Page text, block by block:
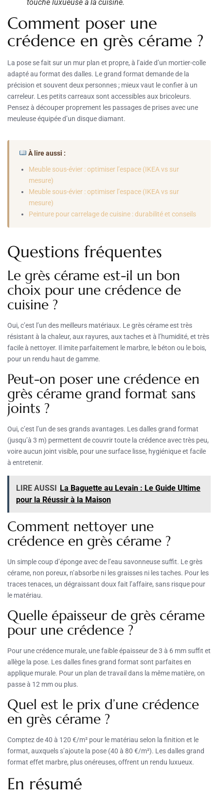
touche luxueuse à la cuisine.
Comment poser une
crédence en grès cérame ?
La pose se fait sur un mur plan et propre, à l’aide d’un mortier-colle
adapté au format des dalles. Le grand format demande de la
précision et souvent deux personnes ; mieux vaut le confier à un
carreleur. Les petits carreaux sont accessibles aux bricoleurs.
Pensez à découper proprement les passages de prises avec une
meuleuse équipée d’un disque diamant.
À lire aussi :
Meuble sous-évier : optimiser l’espace (IKEA vs sur
mesure)
Meuble sous-évier : optimiser l’espace (IKEA vs sur
mesure)
Peinture pour carrelage de cuisine : durabilité et conseils
Questions fréquentes
Le grès cérame est-il un bon
choix pour une crédence de
cuisine ?
Oui, c’est l’un des meilleurs matériaux. Le grès cérame est très
résistant à la chaleur, aux rayures, aux taches et à l’humidité, et très
facile à nettoyer. Il imite parfaitement le marbre, le béton ou le bois,
pour un rendu haut de gamme.
Peut-on poser une crédence en
grès cérame grand format sans
joints ?
Oui, c’est l’un de ses grands avantages. Les dalles grand format
(jusqu’à 3 m) permettent de couvrir toute la crédence avec très peu,
voire aucun joint visible, pour une surface lisse, hygiénique et facile
à entretenir.
LIRE AUSSI La Baguette au Levain : Le Guide Ultime
pour la Réussir à la Maison
Comment nettoyer une
crédence en grès cérame ?
Un simple coup d’éponge avec de l’eau savonneuse suffit. Le grès
cérame, non poreux, n’absorbe ni les graisses ni les taches. Pour les
traces tenaces, un dégraissant doux fait l’affaire, sans risque pour
le matériau.
Quelle épaisseur de grès cérame
pour une crédence ?
Pour une crédence murale, une faible épaisseur de 3 à 6 mm suffit et
allège la pose. Les dalles fines grand format sont parfaites en
applique murale. Pour un plan de travail dans la même matière, on
passe à 12 mm ou plus.
Quel est le prix d’une crédence
en grès cérame ?
Comptez de 40 à 120 €/m² pour le matériau selon la finition et le
format, auxquels s’ajoute la pose (40 à 80 €/m²). Les dalles grand
format effet marbre, plus onéreuses, offrent un rendu luxueux.
En résumé